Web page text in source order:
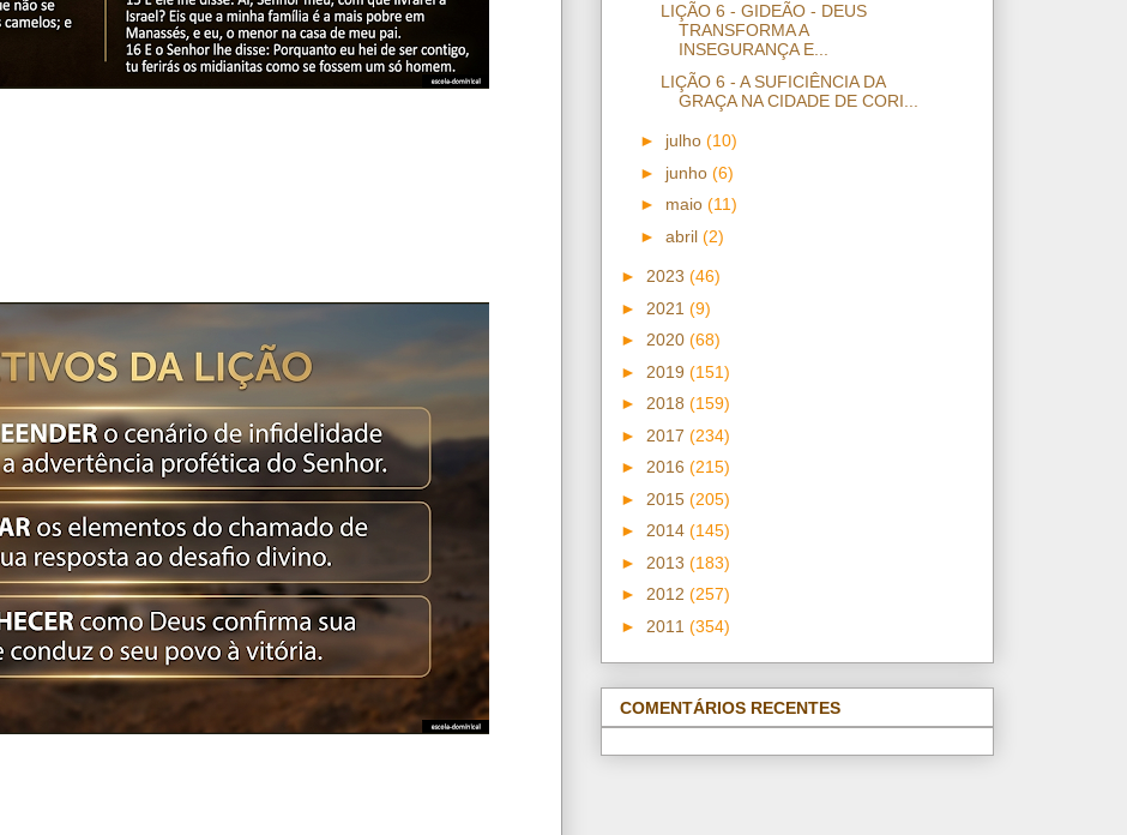
LIÇÃO 6 - GIDEÃO - DEUS
TRANSFORMA A
INSEGURANÇA E...
LIÇÃO 6 - A SUFICIÊNCIA DA
GRAÇA NA CIDADE DE CORI...
► julho(10)
► junho(6)
► maio(11)
►abril(2)
► 2023 (46)
► 2021 (9)
► 2020 (68)
► 2019 (151)
► 2018 (159)
► 2017 (234)
► 2016 (215)
► 2015 (205)
► 2014 (145)
► 2013 (183)
► 2012 (257)
► 2011 (354)
COMENTÁRIOS RECENTES